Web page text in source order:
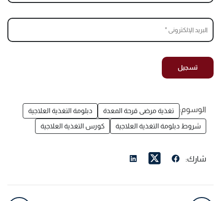
الوسوم: تغذية مرضى قرحة المعدة
دبلومة التغذية العلاجية
شروط دبلومة التغذية العلاجية
كورس التغذية العلاجية
شارك: